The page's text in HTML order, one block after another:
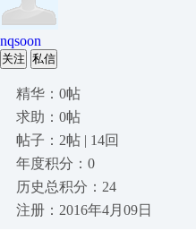
nqsoon
关注 私信
精华：0帖
求助：0帖
帖子：2帖 | 14回
年度积分：0
历史总积分：24
注册：2016年4月09日